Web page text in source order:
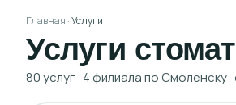
Главная ·Услуги
Услуги
80услуг· 4 филиала по Смоленску